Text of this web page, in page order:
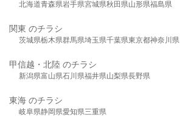
北海道青森県岩手県宮城県秋田県山形県福島県
関東 のチラシ
茨城県栃木県群馬県埼玉県千葉県東京都神奈川県
甲信越・北陸 のチラシ
新潟県富山県石川県福井県山梨県長野県
東海 のチラシ
岐阜県静岡県愛知県三重県